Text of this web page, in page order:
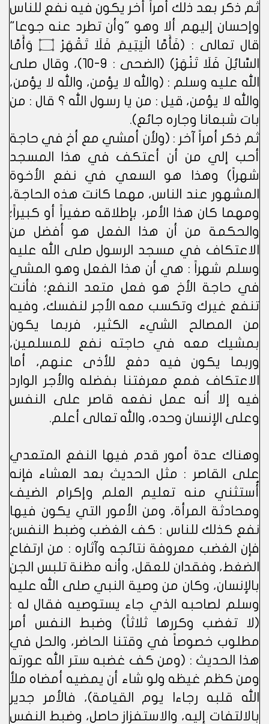
ثم ذكر بعد ذلك أمراً أخر يكون فيه نفع للناس
وإحسان إليهم ألا وهو "وأن تطرد عنه جوعا"
قال تعالى : (فَأَمَّا الْيَتِيمَ فَلَا تَقْهَرْ ۝ وَأَمَّا
السَّائِلَ فَلَا تَنْهَرْ) (الضحى : 9-10)، وقال صلى
الله عليه وسلم : (والله لا يؤمن، والله لا يؤمن،
والله لا يؤمن، قيل : من يا رسول الله ؟ قال : من
بات شبعانا وجاره جائع).
ثم ذكر أمراً آخر : (ولأن أمشي مع أخ في حاجة
أحب إلي من أن أعتكف في هذا المسجد
شهراً) وهذا هو السعي في نفع الأخوة
المشهور عند الناس، مهما كانت هذه الحاجة،
ومهما كان هذا الأمر، بإطلاقه صغيراً أو كبيراً؛
والحكمة من أن هذا الفعل هو أفضل من
الاعتكاف في مسجد الرسول صلى الله عليه
وسلم شهراً : هي أن هذا الفعل وهو المشي
في حاجة الأخ هو فعل متعد النفع؛ فأنت
تنفع غيرك وتكسب معه الأجر لنفسك، وفيه
من المصالح الشيء الكثير، فربما يكون
بمشيك معه في حاجته نفع للمسلمين،
وربما يكون فيه دفع للأذى عنهم، أما
الاعتكاف فمع معرفتنا بفضله والأجر الوارد
فيه إلا أنه عمل نفعه قاصر على النفس
وعلى الإنسان وحده، والله تعالى أعلم.
وهناك عدة أمور قدم فيها النفع المتعدي
على القاصر : مثل الحديث بعد العشاء فإنه
أُستثني منه تعليم العلم وإكرام الضيف
ومحادثة المرأة، ومن الأمور التي يكون فيها
نفع كذلك للناس : كف الغضب وضبط النفس؛
فإن الغضب معروفة نتائجه وآثاره : من ارتفاع
الضغط، وفقدان للعقل، وأنه مظنة تلبس الجن
بالإنسان، وكان من وصية النبي صلى الله عليه
وسلم لصاحبه الذي جاء يستوصيه فقال له :
(لا تغضب وكررها ثلاثاً) وضبط النفس أمر
مطلوب خصوصاً في وقتنا الحاضر، والحل في
هذا الحديث : (ومن كف غضبه ستر الله عورته
ومن كظم غيظه ولو شاء أن يمضيه أمضاه ملأ
الله قلبه رجاءا يوم القيامة)، فالأمر جدير
بالالتفات إليه، والاستفزاز حاصل، وضبط النفس